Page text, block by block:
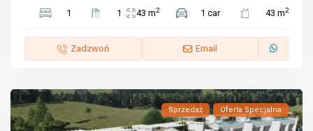
1 1 43 m2 1 car 43 m2
Zadzwoń Email
Sprzedaż Oferta Specjalna